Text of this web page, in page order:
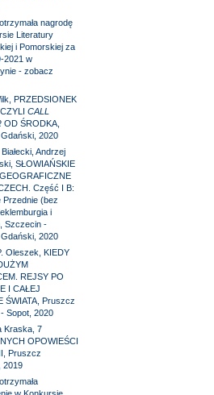
nagrodę
Literatury
i Pomorskiej za
2021 w
- zobacz
PRZEDSIONEK
CALL
OD ŚRODKA,
2020
Andrzej
SŁOWIAŃSKIE
Część I B:
Przednie (bez
i
Szczecin -
2020
Oleszek, KIEDY
REJSY PO
I CAŁEJ
ŚWIATA, Pruszcz
Sopot, 2020
Kraska, 7
OPOWIEŚCI
Pruszcz
2019